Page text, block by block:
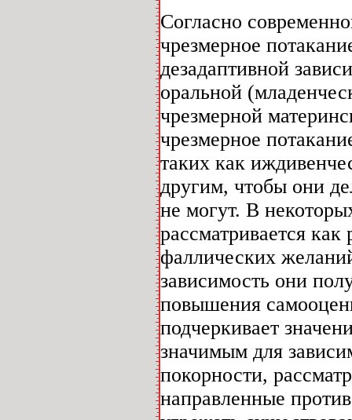
Согласно
чрезмерное
дезадаптивной
оральной
чрезмерной
чрезмерное
таких как
другим, чтобы они
не могут. В
рассматривается
фаллических
зависимость они
повышения
подчеркивает
значимым для
покорности,
направленные